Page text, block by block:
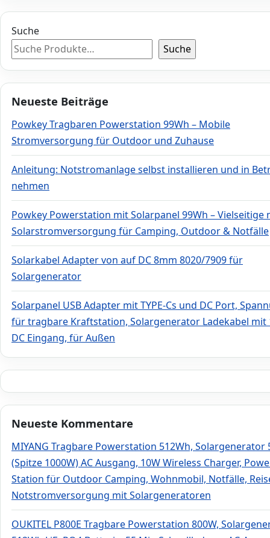
Suche
Suche
Neueste Beiträge
Powkey Tragbaren Powerstation 99Wh – Mobile
Stromversorgung für Outdoor und Zuhause
Anleitung: Notstromanlage selbst installieren und in
nehmen
Powkey Powerstation mit Solarpanel 99Wh – Vielseitige
Solarstromversorgung für Camping, Outdoor & Notfälle
Solarkabel Adapter von auf DC 8mm 8020/7909 für
Solargenerator
Solarpanel USB Adapter mit TYPE-Cs und DC Port,
für tragbare Kraftstation, Solargenerator Ladekabel mit
DC Eingang, für Außen
Neueste Kommentare
MIYANG Tragbare Powerstation 512Wh, Solargenerator
(Spitze 1000W) AC Ausgang, 10W Wireless Charger,
Station für Outdoor Camping, Wohnmobil, Notfälle,
Notstromversorgung mit Solargeneratoren
OUKITEL P800E Tragbare Powerstation 800W,